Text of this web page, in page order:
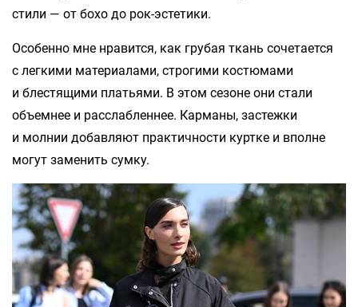
стили — от бохо до рок-эстетики.
Особенно мне нравится, как грубая ткань сочетается
с легкими материалами, строгими костюмами
и блестящими платьями. В этом сезоне они стали
объемнее и расслабленнее. Карманы, застежки
и молнии добавляют практичности куртке и вполне
могут заменить сумку.